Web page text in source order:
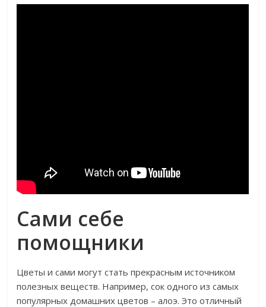
Сами себе
помощники
Цветы и сами могут стать прекрасным источником
полезных веществ. Например, сок одного из самых
популярных домашних цветов – алоэ. Это отличный